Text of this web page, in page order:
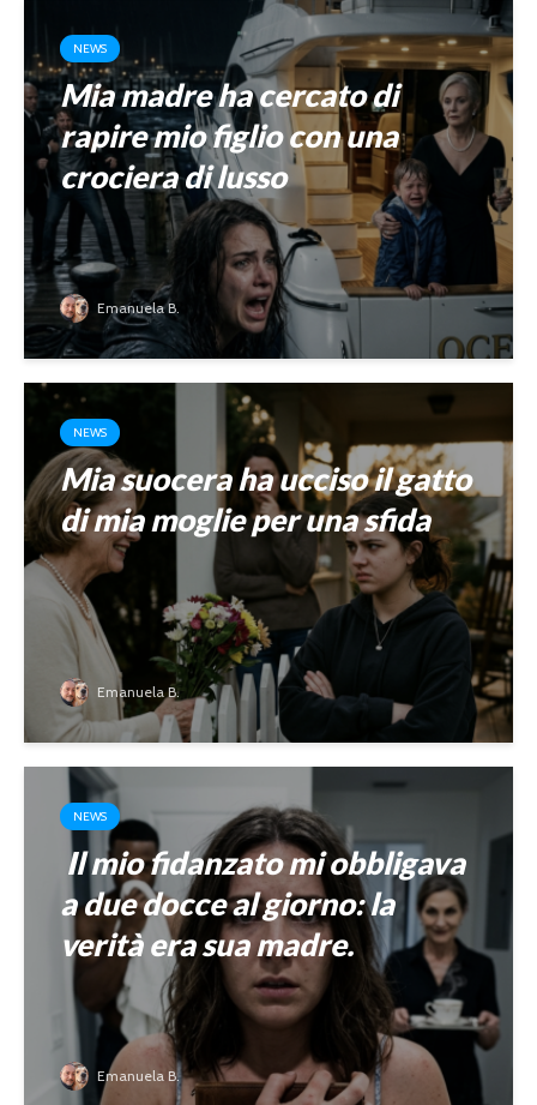
NEWS
Mia madre ha cercato di
rapire mio figlio con una
crociera di lusso
Emanuela B.
NEWS
Mia suocera ha ucciso il gatto
di mia moglie per una sfida
Emanuela B.
NEWS
Il mio fidanzato mi obbligava
a due docce al giorno: la
verità era sua madre.
Emanuela B.